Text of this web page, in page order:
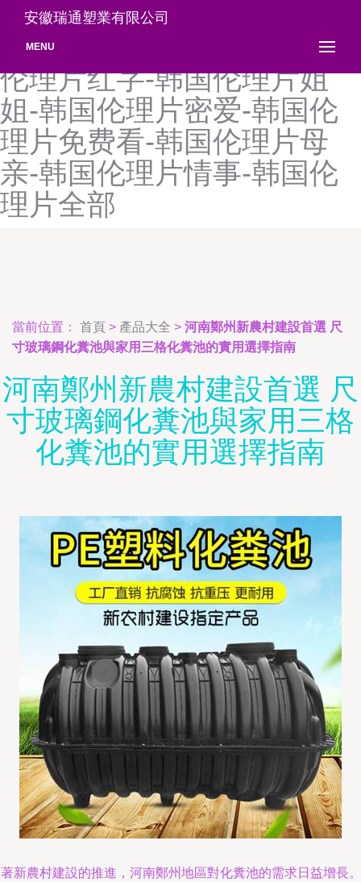
韩国伦理片公公-韩国伦理片
观看-韩国伦理片合集-韩国
伦理片红字-韩国伦理片姐
姐-韩国伦理片密爱-韩国伦
理片免费看-韩国伦理片母
亲-韩国伦理片情事-韩国伦
理片全部
安徽瑞通塑業有限公司
MENU
當前位置： 首頁 > 產品大全 > 河南鄭州新農村建設首選 尺
寸玻璃鋼化糞池與家用三格化糞池的實用選擇指南
河南鄭州新農村建設首選 尺
寸玻璃鋼化糞池與家用三格
化糞池的實用選擇指南
新農村建設的推進，河南鄭州地區對化糞池的需求日益增長。